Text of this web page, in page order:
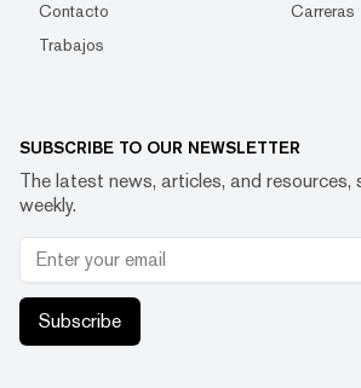
Contacto
Carreras
Trabajos
SUBSCRIBE TO OUR NEWSLETTER
The latest news, articles, and resources,
weekly.
Subscribe